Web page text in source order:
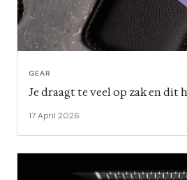
GEAR
Je draagt te veel op zak en dit
17 April 2026